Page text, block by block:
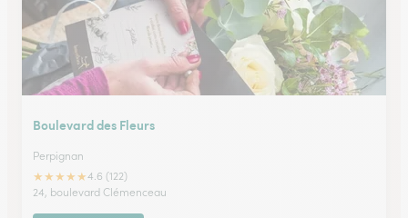
Boulevard des Fleurs
Perpignan
★★★★★4.6 (122)
24, boulevard Clémenceau